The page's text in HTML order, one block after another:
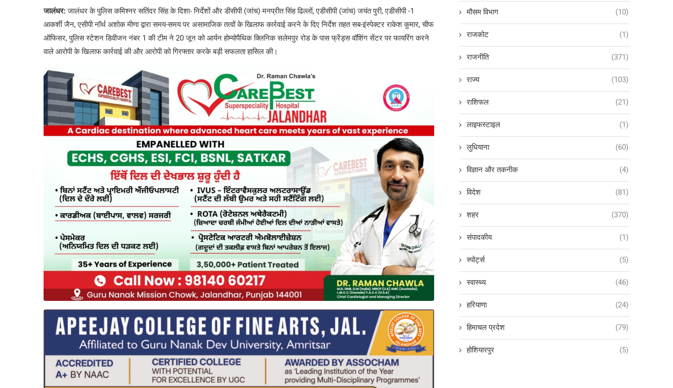
जालंधर:जालंधर के पुलिस कमिश्नर सतिंदर सिंह के दिशा- निर्देशों और डीसीपी (जांच) मनप्रीत सिंह ढिल्लों, एडीसीपी (जांच) जयंत पुरी, एडीसीपी -1
आकर्शी जैन, एसीपी नॉर्थ अशोक मीणा द्वारा समय-समय पर असामाजिक तत्वों के खिलाफ कार्रवाई करने के दिए निर्देश तहत सब-इंस्पेक्टर राकेश कुमार, चीफ
ऑफिसर, पुलिस स्टेशन डिवीजन नंबर 1 की टीम ने 20 जून को आर्यन होम्योपैथिक क्लिनिक सलेमपुर रोड के पास फ्रेंड्स वॉशिंग सेंटर पर फायरिंग करने
वाले आरोपी के खिलाफ कार्रवाई की और आरोपी को गिरफ्तार करके बड़ी सफलता हासिल की।
मौसम विभाग (10)
राजकोट (1)
राजनीति (371)
राज्य (103)
राशिफल (21)
लाइफस्टाइल (1)
लुधियाना (60)
विज्ञान और तकनीक (4)
विदेश (81)
शहर (370)
संपादकीय (1)
स्पोर्ट्स (5)
स्वास्थ्य (46)
हरियाणा (24)
हिमाचल प्रदेश (79)
होशियारपुर (5)